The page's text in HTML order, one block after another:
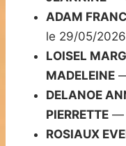
ADAM
le 29/05/2026
LOISEL
MADELEINE
DELANOE
PIERRETTE —
ROSIAUX